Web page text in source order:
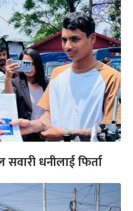
धनीलाई फिर्ता